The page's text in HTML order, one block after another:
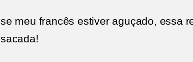
se meu francês estiver aguçado, essa
sacada!